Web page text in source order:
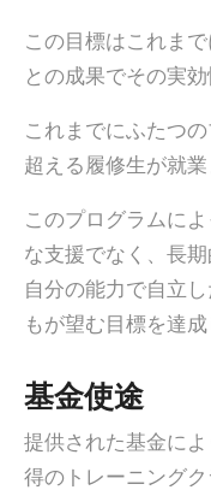
この目標はこれま
との成果でその実
これまでにふたつ
超える履修生が就
このプログラムに
な支援でなく、長
自分の能力で自立
もが望む目標を達成
基金使途
提供された基金に
得のトレーニングク